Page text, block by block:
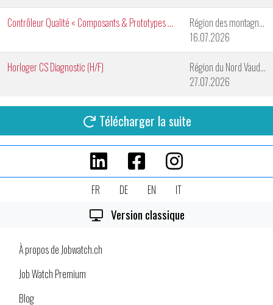
Contrôleur Qualité « Composants & Prototypes » (H/F)
Région des montagnes neuchâteloises
16.07.2026
Horloger CS Diagnostic (H/F)
Région du Nord Vaudois
27.07.2026
Télécharger la suite
FR DE EN IT
Version classique
À propos de Jobwatch.ch
Job Watch Premium
Blog